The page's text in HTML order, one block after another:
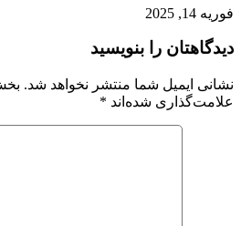
فوریه 14, 2025
دیدگاهتان را بنویسید
نشانی ایمیل شما منتشر نخواهد شد.
علامت‌گذاری شده‌اند *